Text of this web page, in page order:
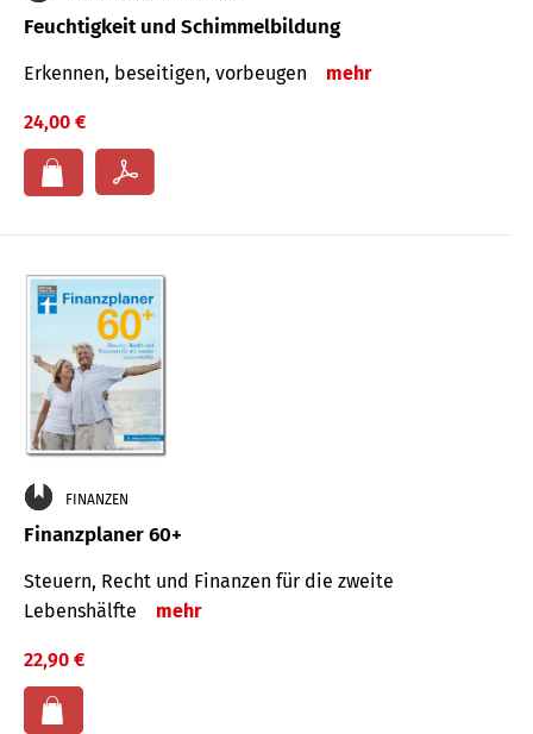
Feuchtigkeit und Schimmelbildung
Erkennen, beseitigen, vorbeugen mehr
24,00 €
FINANZEN
Finanzplaner 60+
Steuern, Recht und Finanzen für die zweite
Lebenshälfte
mehr
22,90 €